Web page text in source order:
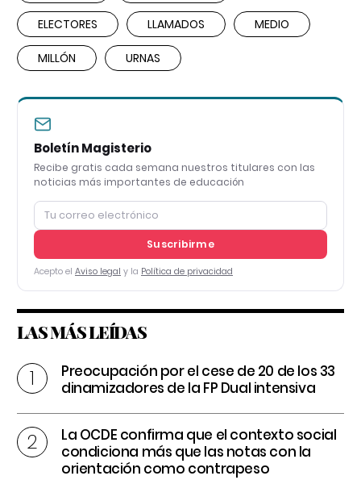
ELECTORES LLAMADOS MEDIO
MILLÓN URNAS
Boletín Magisterio
Recibe gratis cada semana nuestros titulares con las
noticias más importantes de educación
Suscribirme
Acepto el Aviso legal y la Política de privacidad
LAS MÁS LEÍDAS
Preocupación por el cese de 20 de los 33
dinamizadores de la FP Dual intensiva
La OCDE confirma que el contexto social
condiciona más que las notas con la
orientación como contrapeso